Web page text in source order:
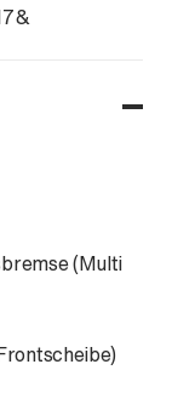
(Multi